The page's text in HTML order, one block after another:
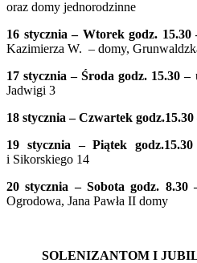
oraz domy jednorodzinne
16 stycznia – Wtorek godz. 15.30
Kazimierza W. – domy,
17 stycznia – Środa godz. 15.30 –
Jadwigi 3
18 stycznia – Czwartek godz.15.30
19 stycznia – Piątek
i Sikorskiego 14
20 stycznia – Sobota godz. 8.30
Ogrodowa, Jana Pawła II domy
SOLENIZANTOM I